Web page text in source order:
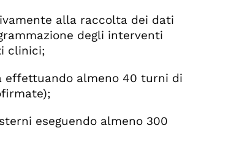
alla raccolta dei dati
degli interventi
clinici;
effettuando almeno 40 turni di
eseguendo almeno 300